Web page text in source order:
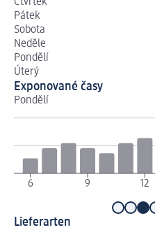
Čtvrtek
Pátek
Sobota
Neděle
Pondělí
Úterý
Exponované časy
Pondělí
6 9 12
Lieferarten